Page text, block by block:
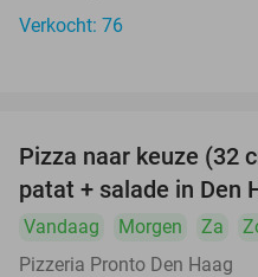
Verkocht: 76
Pizza naar keuze (32
patat + salade in Den
Vandaag Morgen Za
Pizzeria Pronto Den Haag